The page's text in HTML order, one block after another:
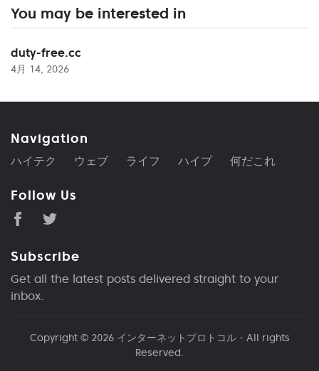
You may be interested in
duty-free.cc
4月 14, 2026
Navigation
ハイテク ウェブ ライフ ハイプ 何だこれ
Follow Us
Subscribe
Get all the latest posts delivered straight to your
inbox.
Copyright © 2026 インターネットプロトコル- All rights
Reserved.